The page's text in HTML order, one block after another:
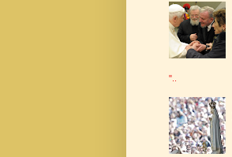
"..